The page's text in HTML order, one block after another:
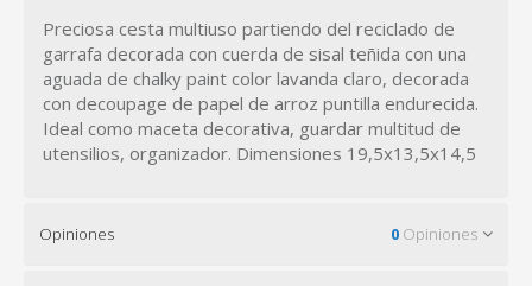
Preciosa cesta multiuso partiendo del reciclado de
garrafa decorada con cuerda de sisal teñida con una
aguada de chalky paint color lavanda claro, decorada
con decoupage de papel de arroz puntilla endurecida.
Ideal como maceta decorativa, guardar multitud de
utensilios, organizador. Dimensiones 19,5x13,5x14,5
Opiniones 0 Opiniones